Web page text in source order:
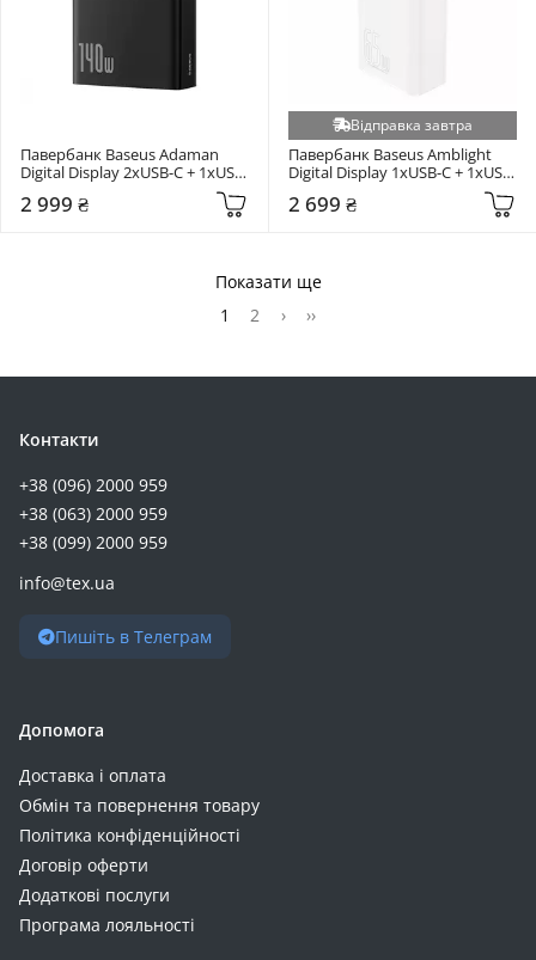
Павербанк Baseus Adaman
Digital Display 2xUSB-C + 1xUSB-
(P10021508113-00)
2 999 ₴
Відправка завтра
Павербанк Baseus Amblight
Digital Display 1xUSB-C + 1xUSB-
(P10022402223-00)
2 699 ₴
Показати ще
1
2 › ››
Контакти
+38 (096) 2000 959
+38 (063) 2000 959
+38 (099) 2000 959
info@tex.ua
Пишіть в Телеграм
Допомога
Доставка і оплата
Обмін та повернення товару
Політика конфіденційності
Договір оферти
Додаткові послуги
Програма лояльності